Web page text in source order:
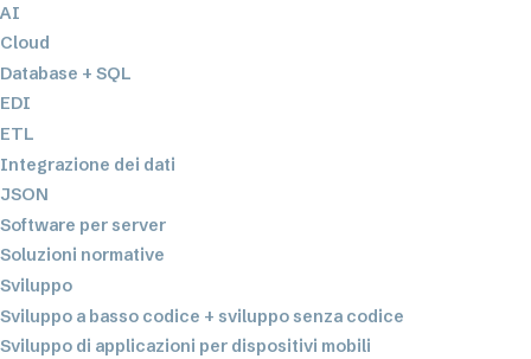
AI
Cloud
Database + SQL
EDI
ETL
Integrazione dei dati
JSON
Software per server
Soluzioni normative
Sviluppo
Sviluppo a basso codice + sviluppo senza codice
Sviluppo di applicazioni per dispositivi mobili